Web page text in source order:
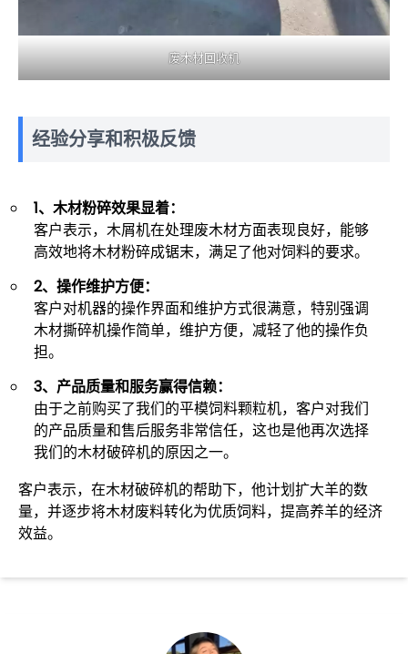
废木材回收机
经验分享和积极反馈
1、木材粉碎效果显着：
客户表示，木屑机在处理废木材方面表现良好，能够
高效地将木材粉碎成锯末，满足了他对饲料的要求。
2、操作维护方便：
客户对机器的操作界面和维护方式很满意，特别强调
木材撕碎机操作简单，维护方便，减轻了他的操作负
担。
3、产品质量和服务赢得信赖：
由于之前购买了我们的平模饲料颗粒机，客户对我们
的产品质量和售后服务非常信任，这也是他再次选择
我们的木材破碎机的原因之一。
客户表示，在木材破碎机的帮助下，他计划扩大羊的数
量，并逐步将木材废料转化为优质饲料，提高养羊的经济
效益。